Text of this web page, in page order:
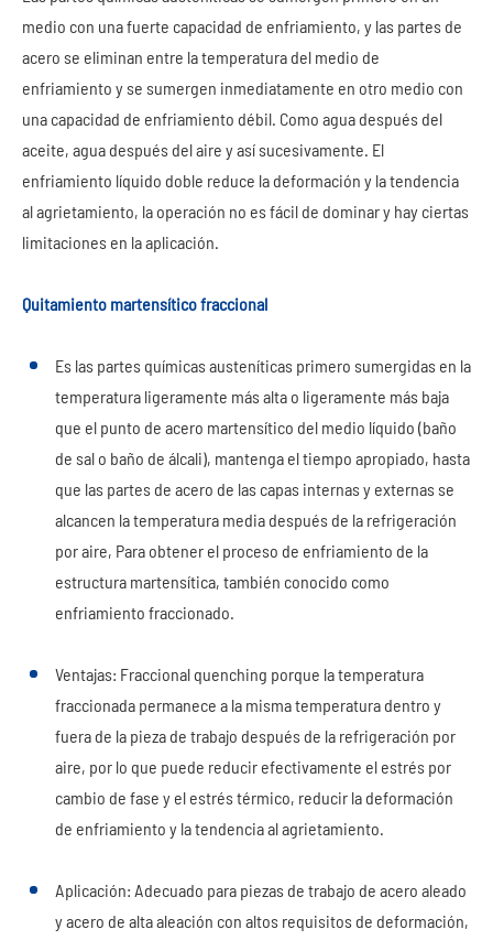
medio con una fuerte capacidad de enfriamiento, y las partes de
acero se eliminan entre la temperatura del medio de
enfriamiento y se sumergen inmediatamente en otro medio con
una capacidad de enfriamiento débil. Como agua después del
aceite, agua después del aire y así sucesivamente. El
enfriamiento líquido doble reduce la deformación y la tendencia
al agrietamiento, la operación no es fácil de dominar y hay ciertas
limitaciones en la aplicación.
Quitamiento martensítico fraccional
Es las partes químicas austeníticas primero sumergidas en la
temperatura ligeramente más alta o ligeramente más baja
que el punto de acero martensítico del medio líquido (baño
de sal o baño de álcali), mantenga el tiempo apropiado, hasta
que las partes de acero de las capas internas y externas se
alcancen la temperatura media después de la refrigeración
por aire, Para obtener el proceso de enfriamiento de la
estructura martensítica, también conocido como
enfriamiento fraccionado.
Ventajas: Fraccional quenching porque la temperatura
fraccionada permanece a la misma temperatura dentro y
fuera de la pieza de trabajo después de la refrigeración por
aire, por lo que puede reducir efectivamente el estrés por
cambio de fase y el estrés térmico, reducir la deformación
de enfriamiento y la tendencia al agrietamiento.
Aplicación: Adecuado para piezas de trabajo de acero aleado
y acero de alta aleación con altos requisitos de deformación,